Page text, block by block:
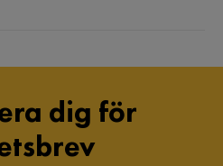
Verified by Trustvoice
dig för